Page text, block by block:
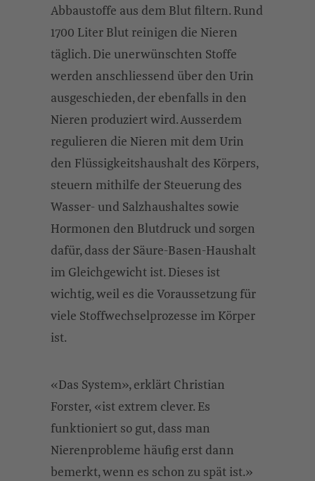
Abbaustoffe aus dem Blut filtern. Rund
1700 Liter Blut reinigen die Nieren
täglich. Die unerwünschten Stoffe
werden anschliessend über den Urin
ausgeschieden, der ebenfalls in den
Nieren produziert wird. Ausserdem
regulieren die Nieren mit dem Urin
den Flüssigkeitshaushalt des Körpers,
steuern mithilfe der Steuerung des
Wasser- und Salzhaushaltes sowie
Hormonen den Blutdruck und sorgen
dafür, dass der Säure-Basen-Haushalt
im Gleichgewicht ist. Dieses ist
wichtig, weil es die Voraussetzung für
viele Stoffwechselprozesse im Körper
ist.
«Das System», erklärt Christian
Forster, «ist extrem clever. Es
funktioniert so gut, dass man
Nierenprobleme häufig erst dann
bemerkt, wenn es schon zu spät ist.»